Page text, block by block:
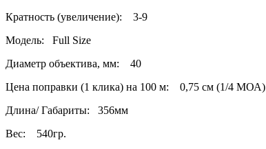
Кратность (увеличение): 3-9
Модель: Full Size
Диаметр объектива, мм: 40
Цена поправки (1 клика) на 100 м: 0,75 см (1/4 МОА)
Длина/ Габариты: 356мм
Вес: 540гр.